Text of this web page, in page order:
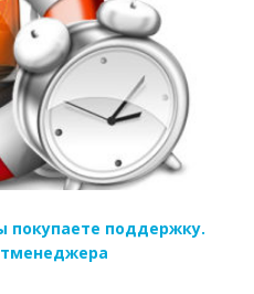
ДАЛЕЕ
покупаете поддержку.